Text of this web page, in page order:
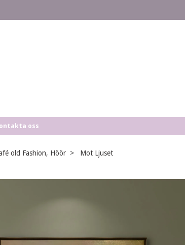
oss
old Fashion, Höör Mot Ljuset